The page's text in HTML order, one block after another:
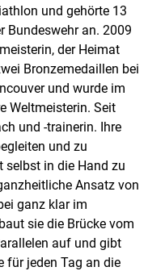
und gehörte 13
Bundeswehr an. 2009
der Heimat
Bronzemedaillen bei
und wurde im
Weltmeisterin. Seit
und -trainerin. Ihre
und zu
selbst in die Hand zu
Ansatz von
ganz klar im
sie die Brücke vom
auf und gibt
für jeden Tag an die